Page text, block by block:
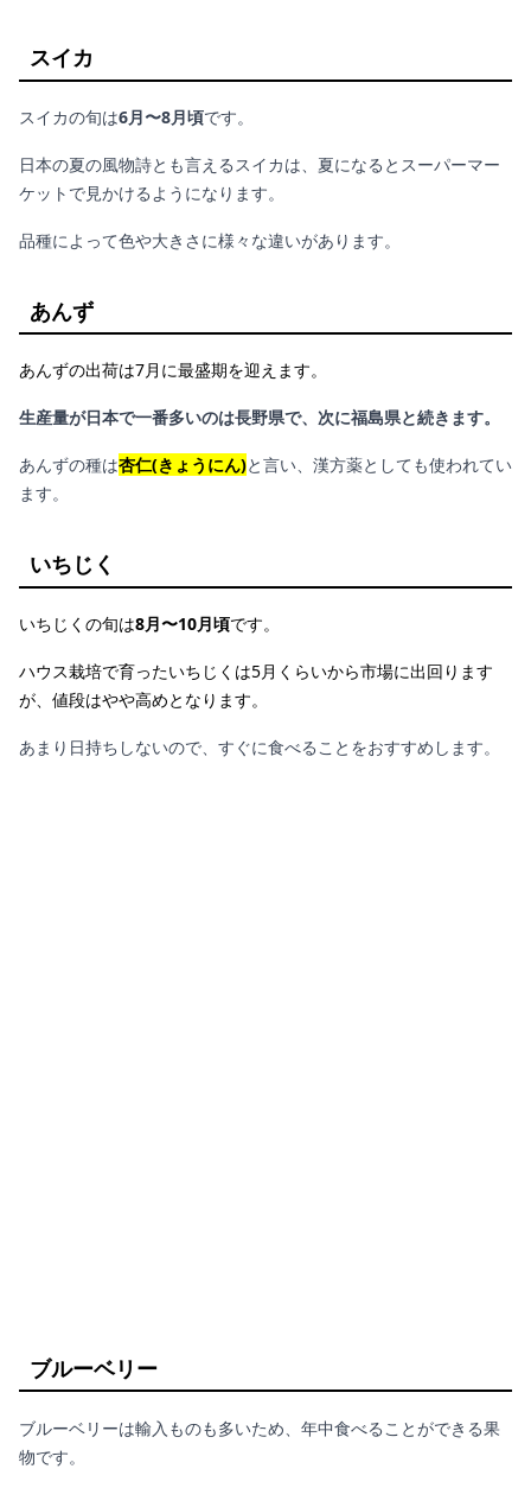
スイカ
スイカの旬は6月〜8月頃です。
日本の夏の風物詩とも言えるスイカは、夏になるとスーパーマー
ケットで見かけるようになります。
品種によって色や大きさに様々な違いがあります。
あんず
あんずの出荷は7月に最盛期を迎えます。
生産量が日本で一番多いのは長野県で、次に福島県と続きます。
あんずの種は杏仁(きょうにん)と言い、漢方薬としても使われてい
ます。
いちじく
いちじくの旬は8月〜10月頃です。
ハウス栽培で育ったいちじくは5月くらいから市場に出回ります
が、値段はやや高めとなります。
あまり日持ちしないので、すぐに食べることをおすすめします。
ブルーベリー
ブルーベリーは輸入ものも多いため、年中食べることができる果
物です。